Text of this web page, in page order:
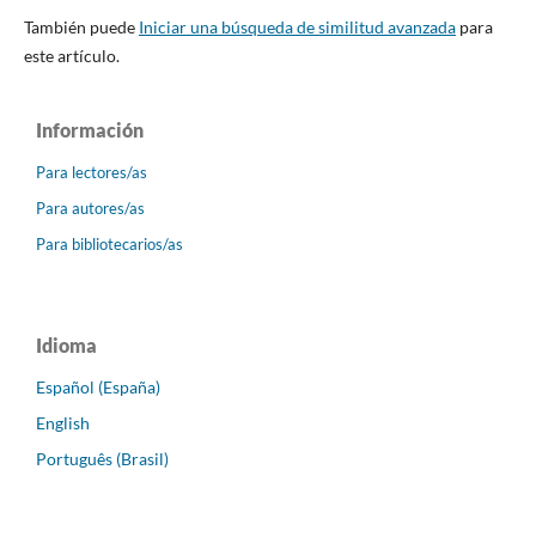
También puede Iniciar una búsqueda de similitud avanzadapara
este artículo.
Información
Para lectores/as
Para autores/as
Para bibliotecarios/as
Idioma
Español (España)
English
Português (Brasil)